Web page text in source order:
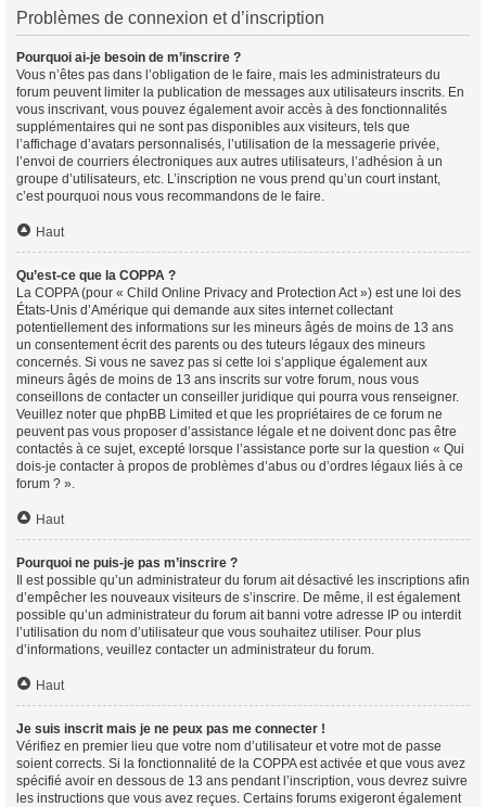
Problèmes de connexion et d’inscription
Pourquoi ai-je besoin de m’inscrire ?
Vous n’êtes pas dans l’obligation de le faire, mais les administrateurs du
forum peuvent limiter la publication de messages aux utilisateurs inscrits. En
vous inscrivant, vous pouvez également avoir accès à des fonctionnalités
supplémentaires qui ne sont pas disponibles aux visiteurs, tels que
l’affichage d’avatars personnalisés, l’utilisation de la messagerie privée,
l’envoi de courriers électroniques aux autres utilisateurs, l’adhésion à un
groupe d’utilisateurs, etc. L’inscription ne vous prend qu’un court instant,
c’est pourquoi nous vous recommandons de le faire.
Haut
Qu’est-ce que la COPPA ?
La COPPA (pour « Child Online Privacy and Protection Act ») est une loi des
États-Unis d’Amérique qui demande aux sites internet collectant
potentiellement des informations sur les mineurs âgés de moins de 13 ans
un consentement écrit des parents ou des tuteurs légaux des mineurs
concernés. Si vous ne savez pas si cette loi s’applique également aux
mineurs âgés de moins de 13 ans inscrits sur votre forum, nous vous
conseillons de contacter un conseiller juridique qui pourra vous renseigner.
Veuillez noter que phpBB Limited et que les propriétaires de ce forum ne
peuvent pas vous proposer d’assistance légale et ne doivent donc pas être
contactés à ce sujet, excepté lorsque l’assistance porte sur la question « Qui
dois-je contacter à propos de problèmes d’abus ou d’ordres légaux liés à ce
forum ? ».
Haut
Pourquoi ne puis-je pas m’inscrire ?
Il est possible qu’un administrateur du forum ait désactivé les inscriptions afin
d’empêcher les nouveaux visiteurs de s’inscrire. De même, il est également
possible qu’un administrateur du forum ait banni votre adresse IP ou interdit
l’utilisation du nom d’utilisateur que vous souhaitez utiliser. Pour plus
d’informations, veuillez contacter un administrateur du forum.
Haut
Je suis inscrit mais je ne peux pas me connecter !
Vérifiez en premier lieu que votre nom d’utilisateur et votre mot de passe
soient corrects. Si la fonctionnalité de la COPPA est activée et que vous avez
spécifié avoir en dessous de 13 ans pendant l’inscription, vous devrez suivre
les instructions que vous avez reçues. Certains forums exigeront également